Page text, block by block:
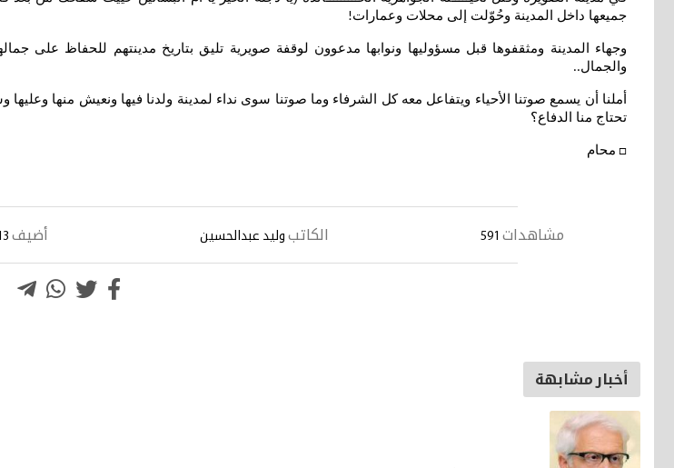
جميعها داخل المدينة وحُوّلت إلى محلات وعمارات!
وجهاء المدينة ومثقفوها قبل مسؤوليها ونوابها مدعوون لوقفة صويرية تليق بتاريخ مدينتهم للحفاظ على
والجمال..
أملنا أن يسمع صوتنا الأحياء ويتفاعل معه كل الشرفاء وما صوتنا سوى نداء لمدينة ولدنا فيها ونعيش منها
تحتاج منا الدفاع؟
□ محام
مشاهدات 591 الكاتب وليد عبدالحسين أضيف
أخبار مشابهة